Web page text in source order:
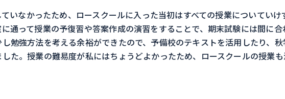
いなかったため、ロースクールに入った当初はすべての授業についてい
通って授業の予復習や答案作成の演習をすることで、期末試験には間に
勉強方法を考える余裕ができたので、予備校のテキストを活用したり、
た。授業の難易度が私にはちょうどよかったため、ロースクールの授業